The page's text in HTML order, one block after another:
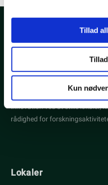
de har indsamlet fra din
Tillad
Kun
Fonden Syddanske
innovation ved at stille lokaler,
rådighed for
Lokaler